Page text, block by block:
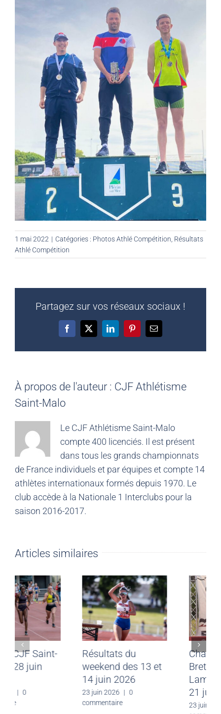
1 mai 2022 | Catégories : Photos Athlé Compétition Résultats
Athlé Compétition
Partagez sur vos réseaux sociaux !
Facebook
X LinkedInPinterestEmail
À propos de l'auteur : CJF Athlétisme
Saint-Malo
Le CJF Athlétisme Saint-Malo
compte 400 licenciés. Il est présent
dans tous les grands championnats
de France individuels et par équipes et compte 14
athlètes internationaux formés depuis 1970. Le
club accède à la Nationale 1 Interclubs pour la
saison 2016-2017.
Articles similaires
Meeting CJF Saint-
Malo du 28 juin
30 juin 2026
commentaire
Résultats du
weekend des 13 et
14 juin 2026
23 juin 2026
commentaire